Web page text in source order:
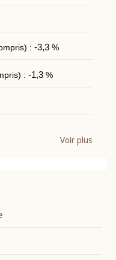
: -3,3%
: -1,3%
Voir plus